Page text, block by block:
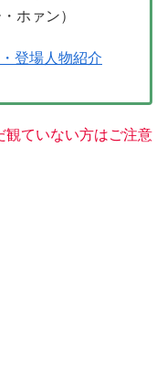
ホァン）
登場人物紹介
観ていない方はご注意